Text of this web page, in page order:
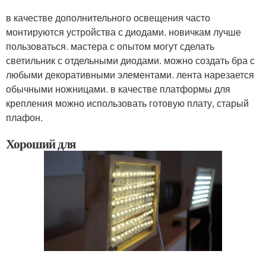
в качестве дополнительного освещения часто
монтируются устройства с диодами. новичкам лучше
пользоваться. мастера с опытом могут сделать
светильник с отдельными диодами. можно создать бра с
любыми декоративными элементами. лента нарезается
обычными ножницами. в качестве платформы для
крепления можно использовать готовую плату, старый
плафон.
Хороший для